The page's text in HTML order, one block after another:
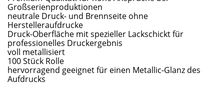
Großserienproduktionen
neutrale Druck- und Brennseite ohne
Herstelleraufdrucke
Druck-Oberfläche mit spezieller Lackschickt für
professionelles Druckergebnis
voll metallisiert
100 Stück Rolle
hervorragend geeignet für einen Metallic-Glanz des
Aufdrucks